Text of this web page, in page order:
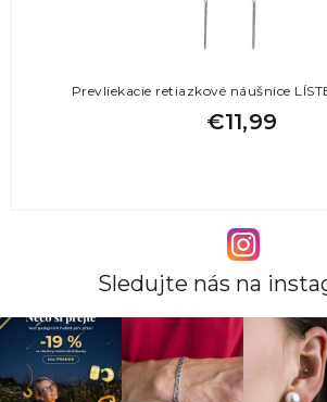
Prevliekacie retiazkové náušnice
€11,99
Sledujte nás na